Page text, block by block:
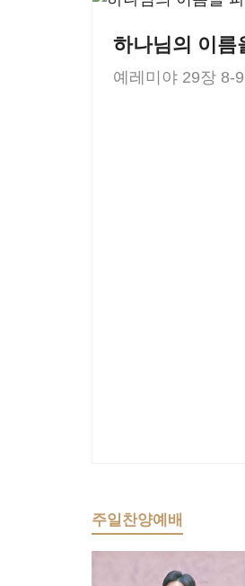
하나님의 이름
예레미야 29장 8-9
주일찬양예배